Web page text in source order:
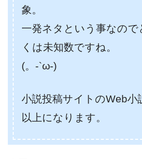
象。
一発ネタという事なので
くは未知数ですね。
(。-`ω-)
小説投稿サイトのWeb小
以上になります。